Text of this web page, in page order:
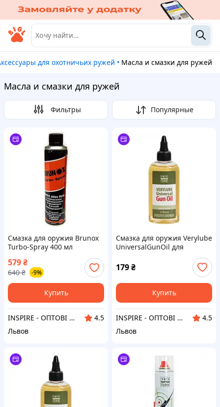
Аксессуары для охотничьих ружей • Масла и смазки для ружей
Масла и смазки для ружей
Фильтры Популярные
Смазка для оружия Brunox
Turbo-Spray 400 мл
579₴
640 ₴ -9%
Купить
INSPIRE - ОПТОВІ ПРОДАЖІ ТА БЕЗГОТІВКА ДЛЯ БІЗНЕСУ
4.5
Львов
Смазка для оружия Verylube
UniversalGunOil для
зброїуніверсальна 100мл
(XB23903)
179₴
Купить
INSPIRE - ОПТОВІ ПРОДАЖІ ТА БЕЗГОТІВКА ДЛЯ БІЗНЕСУ
4.5
Львов